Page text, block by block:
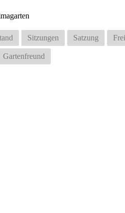
Sitzungen Satzung
Gartenfreund